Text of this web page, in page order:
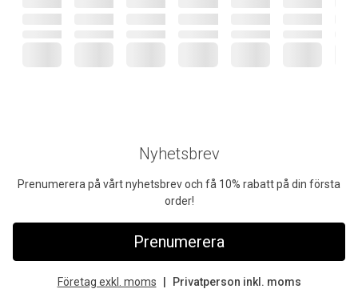
Nyhetsbrev
Prenumerera på vårt nyhetsbrev och få 10% rabatt på din första
order!
Prenumerera
Företag exkl. moms Privatperson inkl. moms